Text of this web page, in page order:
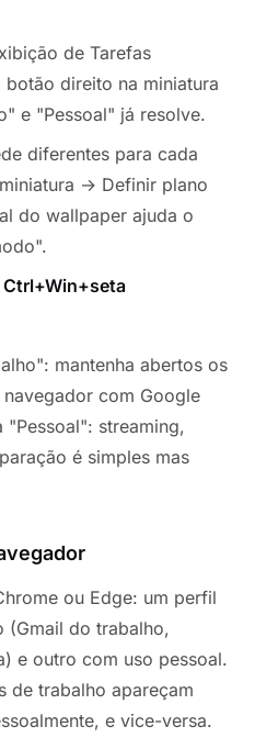
de Tarefas
direito na miniatura
e "Pessoal" já resolve.
diferentes para cada
→ Definir plano
do wallpaper ajuda o
Ctrl+Win+seta
mantenha abertos os
com Google
streaming,
é simples mas
ou Edge: um perfil
do trabalho,
e outro com uso pessoal.
de trabalho apareçam
e vice-versa.